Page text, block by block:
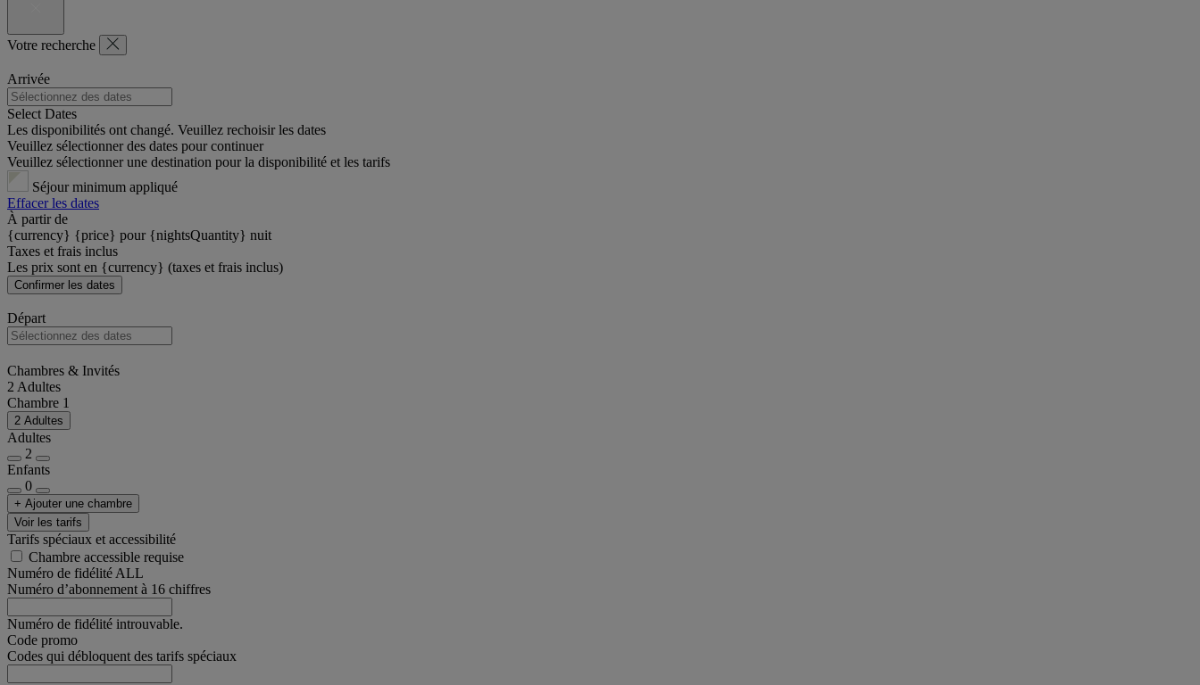
Votre recherche
Arrivée
Select Dates
Les disponibilités ont changé. Veuillez rechoisir les dates
Veuillez sélectionner des dates pour continuer
Veuillez sélectionner une destination pour la disponibilité et les tarifs
Séjour minimum appliqué
Effacer les dates
À partir de
{currency} {price} pour {nightsQuantity} nuit
Taxes et frais inclus
Les prix sont en {currency} (taxes et frais inclus)
Confirmer les dates
Départ
Chambres & Invités
2 Adultes
Chambre 1
2 Adultes
Adultes
2
Enfants
0
+ Ajouter une chambre
Voir les tarifs
Tarifs spéciaux et accessibilité
Chambre accessible requise
Numéro de fidélité ALL
Numéro d’abonnement à 16 chiffres
Numéro de fidélité introuvable.
Code promo
Codes qui débloquent des tarifs spéciaux